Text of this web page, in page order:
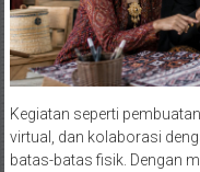
Kegiatan seperti
virtual, dan kolaborasi
batas-batas fisik. Dengan